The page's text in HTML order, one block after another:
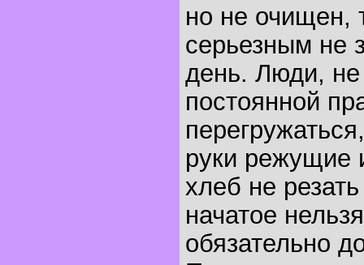
но не очищен,
серьезным не
день. Люди,
постоянной
руки режущие
хлеб не
начатое
обязательно